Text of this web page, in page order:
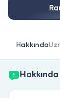
Hakkında
Hakkında